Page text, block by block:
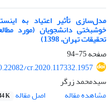
مدل‌سازی تأثیر اعتیاد به
خوشبختی دانشجویان (مورد
تحقیقات تهران، 1398)
صفحه75-94
cr.2020.117332.1957
سیدمحمد زرگر
مشاهده مقاله
اصل مقاله K